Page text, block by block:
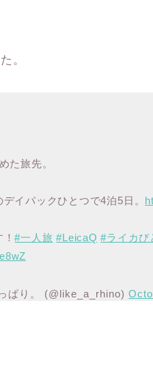
。
た旅先。
イパックひとつで4泊5日。
！#一人旅 #LeicaQ #ライカび
ぱり。 (@like_a_rhino)